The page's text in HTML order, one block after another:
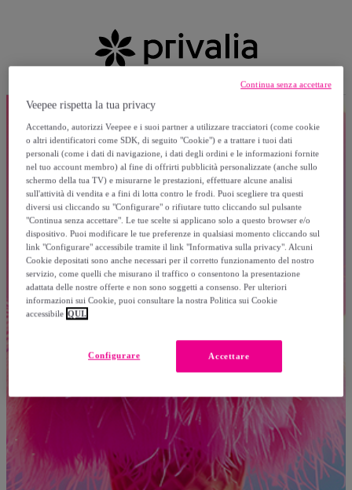
Veepee rispetta la tua privacy
Accettando, autorizzi Veepee e i suoi partner a utilizzare tracciatori (come cookie
o altri identificatori come SDK, di seguito "Cookie") e a trattare i tuoi dati
personali (come i dati di navigazione, i dati degli ordini e le informazioni fornite
nel tuo account membro) al fine di offrirti pubblicità personalizzate (anche sullo
schermo della tua TV) e misurarne le prestazioni, effettuare alcune analisi
sull'attività di vendita e a fini di lotta contro le frodi. Puoi scegliere tra questi
diversi usi cliccando su "Configurare" o rifiutare tutto cliccando sul pulsante
"Continua senza accettare". Le tue scelte si applicano solo a questo browser e/o
dispositivo. Puoi modificare le tue preferenze in qualsiasi momento cliccando sul
link "Configurare" accessibile tramite il link "Informativa sulla privacy". Alcuni
Cookie depositati sono anche necessari per il corretto funzionamento del nostro
servizio, come quelli che misurano il traffico o consentono la presentazione
adattata delle nostre offerte e non sono soggetti a consenso. Per ulteriori
informazioni sui Cookie, puoi consultare la nostra Politica sui Cookie
accessibile QUI.
Accettare
Configurare
Continua senza accettare